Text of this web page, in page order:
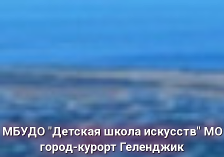
МБУДО "Детская школа искусств" МО
город-курорт Геленджик